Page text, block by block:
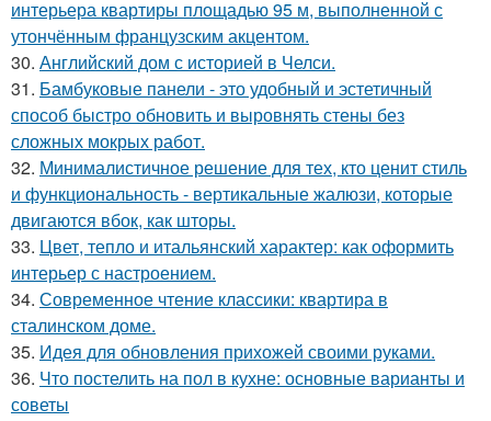
интерьера квартиры площадью 95 м, выполненной с
утончённым французским акцентом.
30. Английский дом с историей в Челси.
31. Бамбуковые панели - это удобный и эстетичный
способ быстро обновить и выровнять стены без
сложных мокрых работ.
32. Минималистичное решение для тех, кто ценит стиль
и функциональность - вертикальные жалюзи, которые
двигаются вбок, как шторы.
33. Цвет, тепло и итальянский характер: как оформить
интерьер с настроением.
34. Современное чтение классики: квартира в
сталинском доме.
35. Идея для обновления прихожей своими руками.
36. Что постелить на пол в кухне: основные варианты и
советы